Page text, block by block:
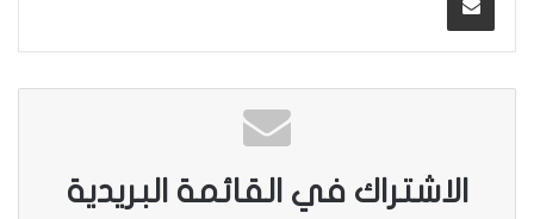
الاشتراك في القائمة البريدية